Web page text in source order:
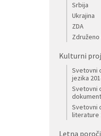
Srbija
Ukrajina
ZDA
Kulturni
Svetovni
jezika
Svetovni
Svetovni
literature
Letna